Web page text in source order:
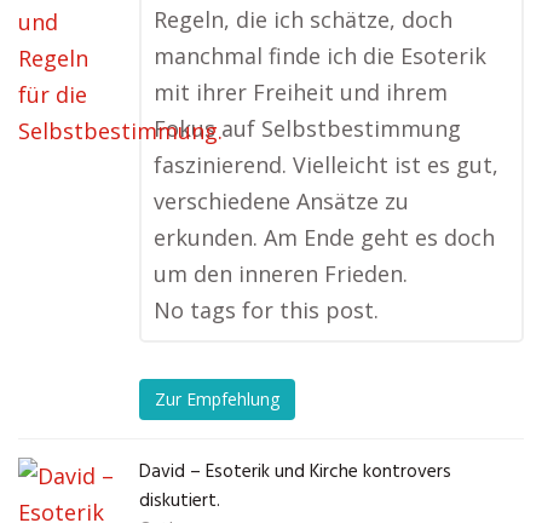
Regeln, die ich schätze, doch
manchmal finde ich die Esoterik
mit ihrer Freiheit und ihrem
Fokus auf Selbstbestimmung
faszinierend. Vielleicht ist es gut,
verschiedene Ansätze zu
erkunden. Am Ende geht es doch
um den inneren Frieden.
No tags for this post.
Zur Empfehlung
David – Esoterik und Kirche kontrovers
diskutiert.